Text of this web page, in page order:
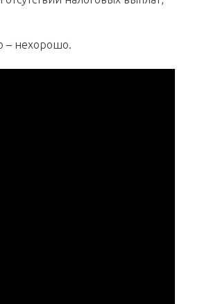
– нехорошо.